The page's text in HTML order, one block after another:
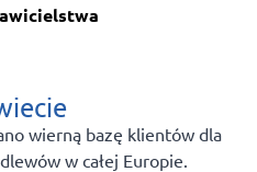
wierną bazę klientów dla
w całej Europie.